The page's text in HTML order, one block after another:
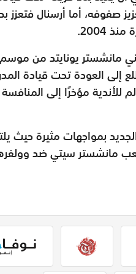
صفوفه، أما أرسنال
2004.
إلى العودة تحت قيادة
للأندية مؤخرًا إلى
بمواجهات مثيرة حيث
مانشستر سيتي ضد